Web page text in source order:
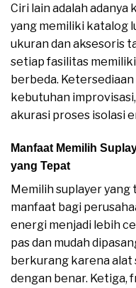
Ciri lain adalah
yang memiliki katalog
ukuran dan aksesoris
setiap fasilitas
berbeda.
kebutuhan
akurasi proses isolasi
Manfaat Memilih
yang Tepat
Memilih suplayer yang
manfaat bagi
energi menjadi lebih
pas dan mudah
berkurang karena alat
dengan benar. Ketiga,